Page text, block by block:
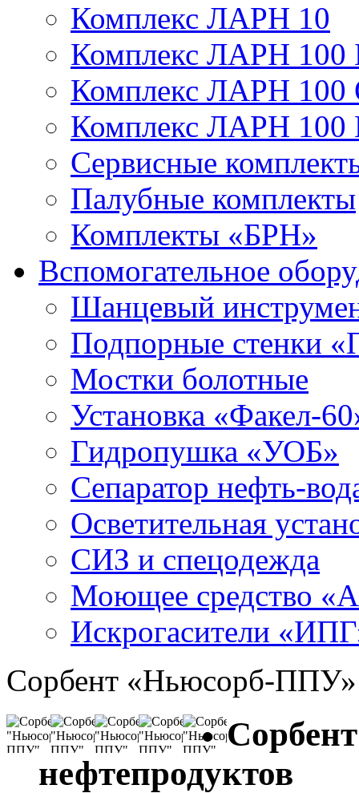
Комплекс ЛАРН 10
Комплекс ЛАРН 100
Комплекс ЛАРН 100
Комплекс ЛАРН 100
Сервисные
Палубные комплекты
Комплекты «БРН»
Вспомогательное
Шанцевый
Подпорные стенки
Мостки болотные
Установка «Факел-
Гидропушка «УОБ»
Сепаратор нефть-
Осветительная
СИЗ и спецодежда
Моющее средство
Искрогасители
Сорбент «Ньюсорб-ППУ»
нефтепродуктов